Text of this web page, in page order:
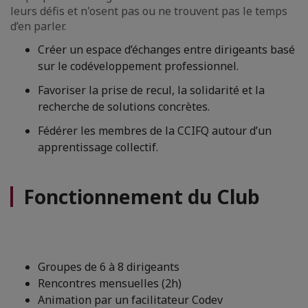
leurs défis et n'osent pas ou ne trouvent pas le temps
d’en parler.
Créer un espace d’échanges entre dirigeants basé
sur le codéveloppement professionnel.
Favoriser la prise de recul, la solidarité et la
recherche de solutions concrètes.
Fédérer les membres de la CCIFQ autour d’un
apprentissage collectif.
Fonctionnement du Club
Groupes de 6 à 8 dirigeants
Rencontres mensuelles (2h)
Animation par un facilitateur Codev